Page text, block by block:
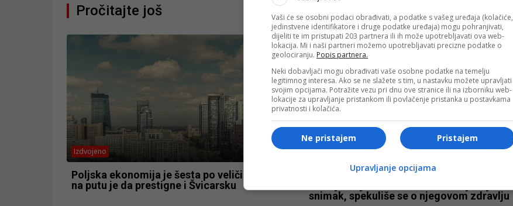
Pročitajte još
Izdvojeno
Poljska ekonomija je šesta po veličini u EU,
na putu je da prestigne i Švicarsku
Izdvojeno
VIDEO Ajatolah Modžtaba Hamnei prvi put
snimak, spekuliše se o njegovom zdravlju
Vaši će se osobni podaci obrađivati, a podatke s vašeg uređaja (kolačiće,
jedinstvene identifikatore i druge podatke uređaja) mogu pohranjivati,
dijeliti te im pristupati 203 partnera ili ih može upotrebljavati ova web-
lokacija. Mi i naši partneri možemo upotrebljavati precizne podatke o
geolociranju. Popis partnera.
Neki dobavljači mogu obrađivati vaše osobne podatke na temelju
legitimnog interesa. Ako se ne slažete s tim, u nastavku možete upravljati
svojim opcijama. Potražite vezu pri dnu ove stranice ili na izborniku web-
lokacije za upravljanje pristankom ili povlačenje pristanka u postavkama
privatnosti i kolačića.
Pristajem
Ne pristajem
Upravljanje opcijama